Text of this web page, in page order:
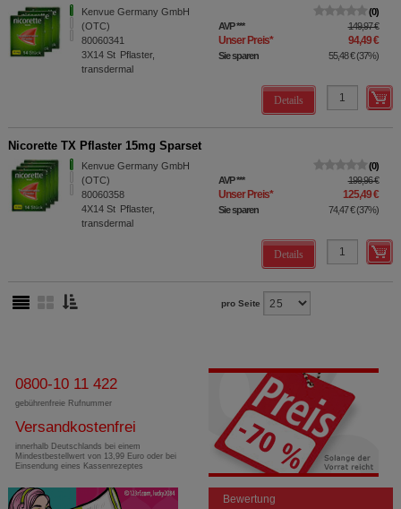
Kenvue Germany GmbH
(OTC)
80060341
3X14 St
Pflaster,
transdermal
0
AVP*** 149,97 €
Unser Preis* 94,49 €
Sie sparen 55,48 €(37%)
Details
Nicorette TX Pflaster 15mg Sparset
Kenvue Germany GmbH
(OTC)
80060358
4X14 St
Pflaster,
transdermal
0
AVP*** 199,96 €
Unser Preis* 125,49 €
Sie sparen 74,47 €(37%)
Details
pro Seite
0800-10 11 422
gebührenfreie Rufnummer
Versandkostenfrei
innerhalb Deutschlands bei einem
Mindestbestellwert von 13,99 Euro oder bei
Einsendung eines Kassenrezeptes
Bewertung